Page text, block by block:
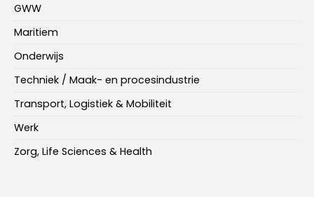
GWW
Maritiem
Onderwijs
Techniek / Maak- en procesindustrie
Transport, Logistiek & Mobiliteit
Werk
Zorg, Life Sciences & Health